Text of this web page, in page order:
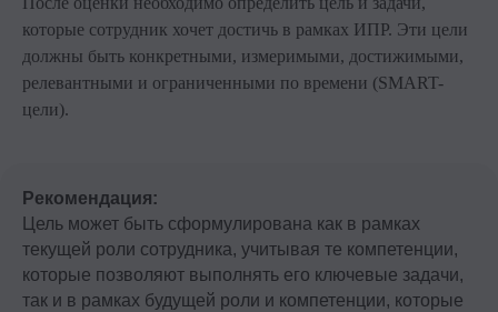
которые сотрудник хочет достичь в рамках ИПР. Эти цели
должны быть конкретными, измеримыми, достижимыми,
релевантными и ограниченными по времени (SMART-
цели).
Рекомендация:
Цель может быть сформулирована как в рамках
текущей роли сотрудника, учитывая те компетенции,
которые позволяют выполнять его ключевые задачи,
так и в рамках будущей роли и компетенции, которые